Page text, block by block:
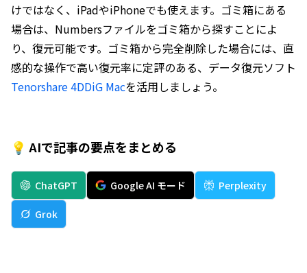
けではなく、iPadやiPhoneでも使えます。ゴミ箱にある
場合は、Numbersファイルをゴミ箱から探すことによ
り、復元可能です。ゴミ箱から完全削除した場合には、直
感的な操作で高い復元率に定評のある、データ復元ソフト
Tenorshare 4DDiG Macを活用しましょう。
💡 AIで記事の要点をまとめる
ChatGPT Google AI モード Perplexity
Grok